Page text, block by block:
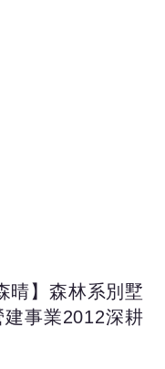
晴】森林系別墅
事業2012深耕